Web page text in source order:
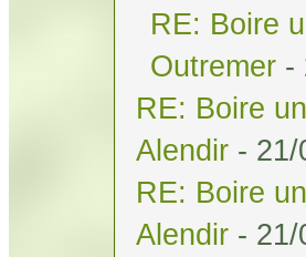
RE: Boire
Outremer -
RE: Boire
Alendir -
RE: Boire
Alendir - 21/